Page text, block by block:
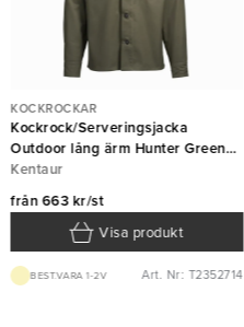
KOCKROCKAR
Kockrock/Serveringsjacka
Outdoor lång ärm Hunter Green
Kentaur
Kentaur
från663 kr/st
Visa produkt
BEST.VARA 1-2V Art. Nr: T2352714